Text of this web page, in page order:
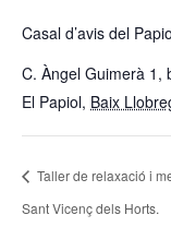
Casal d’avis del
C. Àngel Guimerà 1,
El Papiol, Baix
Taller de relaxació i
Sant Vicenç dels Horts.